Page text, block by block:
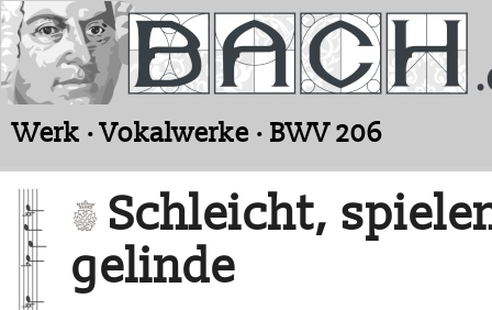
Werk · Vokalwerke · BWV 206
Schleicht,
gelinde